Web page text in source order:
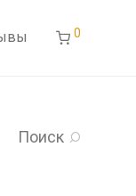
0
Поиск